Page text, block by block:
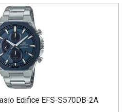
Edifice EFS-S570DB-2A